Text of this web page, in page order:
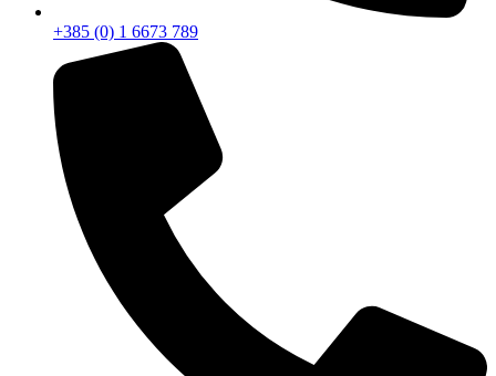
+385 (0) 1 6673 789